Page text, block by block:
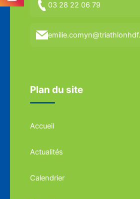
03 28 22 06 79
Plan du site
Accueil
Actualités
Calendrier